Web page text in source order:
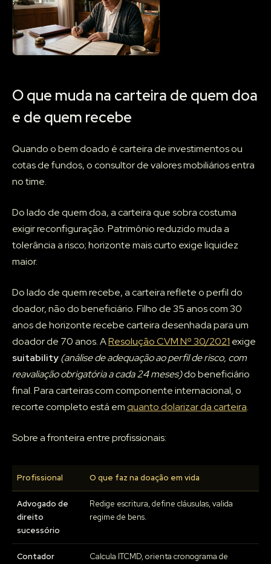
O que muda na carteira de quem doa
e de quem recebe
Quando o bem doado é carteira de investimentos ou
cotas de fundos, o consultor de valores mobiliários entra
no time.
Do lado de quem doa, a carteira que sobra costuma
exigir reconfiguração. Patrimônio reduzido muda a
tolerância a risco; horizonte mais curto exige liquidez
maior.
Do lado de quem recebe, a carteira reflete o perfil do
doador, não do beneficiário. Filho de 35 anos com 30
anos de horizonte recebe carteira desenhada para um
doador de 70 anos. AResolução CVM Nº 30/2021 exige
suitability(análise de adequação ao perfil de risco, com
reavaliação obrigatória a cada 24 meses)do beneficiário
final. Para carteiras com componente internacional, o
recorte completo está emquanto dolarizar da carteira.
Sobre a fronteira entre profissionais:
Profissional O que faz na doação em vida
Advogado de
direito
sucessório
Redige escritura, define cláusulas, valida
regime de bens.
Contador
Calcula ITCMD, orienta cronograma de